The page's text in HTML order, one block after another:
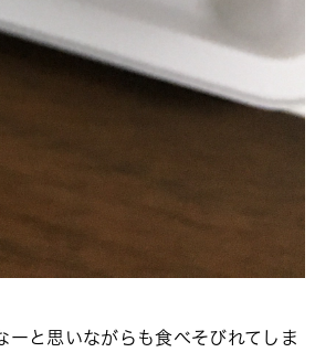
と思いながらも食べそびれてしま